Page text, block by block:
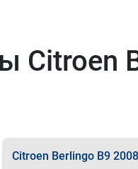
Citroen
Citroen Berlingo B9